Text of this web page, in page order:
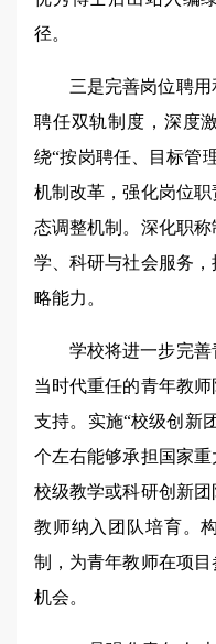
径。
三是完善岗位聘
聘任双轨制度，深度
绕“按岗聘任、目标管
机制改革，强化岗位
态调整机制。深化职
学、科研与社会服务
略能力。
学校将进一步完
当时代重任的青年教
支持。实施“校级创新
个左右能够承担国家
校级教学或科研创新
教师纳入团队培育。
制，为青年教师在项
机会。